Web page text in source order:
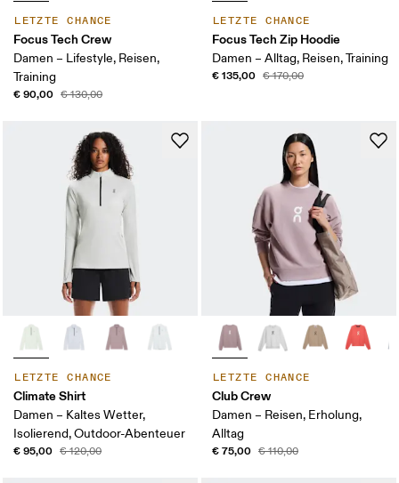
LETZTE CHANCE
Focus Tech Crew
Damen – Lifestyle, Reisen,
Training
€ 90,00 € 130,00
LETZTE CHANCE
Focus Tech Zip Hoodie
Damen – Alltag, Reisen, Training
€ 135,00 € 170,00
LETZTE CHANCE
Climate Shirt
Damen – Kaltes Wetter,
Isolierend, Outdoor-Abenteuer
€ 95,00 € 120,00
LETZTE CHANCE
Club Crew
Damen – Reisen, Erholung,
Alltag
€ 75,00 € 110,00